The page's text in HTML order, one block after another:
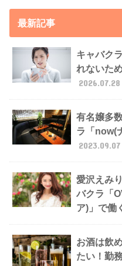
最新記事
キャバク
れないた
2026.07.28
有名嬢多
ラ「now(
2023.09.07
愛沢えみ
バクラ「
ア)」で働
お酒は飲
たい！勤